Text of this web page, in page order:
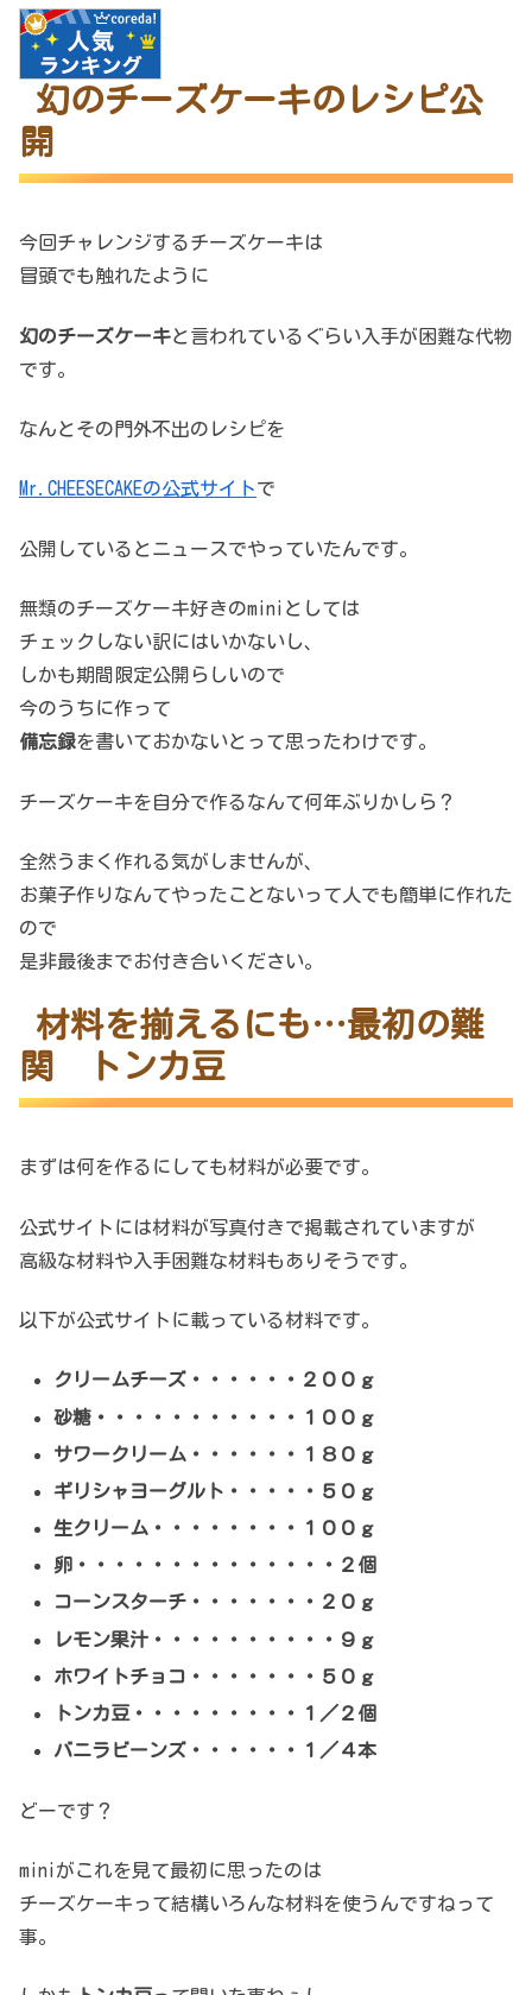
幻のチーズケーキのレシピ公
開
今回チャレンジするチーズケーキは
冒頭でも触れたように
幻のチーズケーキと言われているぐらい入手が困難な代物
です。
なんとその門外不出のレシピを
Mr.CHEESECAKEの公式サイトで
公開しているとニュースでやっていたんです。
無類のチーズケーキ好きのminiとしては
チェックしない訳にはいかないし、
しかも期間限定公開らしいので
今のうちに作って
備忘録を書いておかないとって思ったわけです。
チーズケーキを自分で作るなんて何年ぶりかしら？
全然うまく作れる気がしませんが、
お菓子作りなんてやったことないって人でも簡単に作れた
ので
是非最後までお付き合いください。
材料を揃えるにも…最初の難
関 トンカ豆
まずは何を作るにしても材料が必要です。
公式サイトには材料が写真付きで掲載されていますが
高級な材料や入手困難な材料もありそうです。
以下が公式サイトに載っている材料です。
クリームチーズ・・・・・・２００ｇ
砂糖・・・・・・・・・・・１００ｇ
サワークリーム・・・・・・１８０ｇ
ギリシャヨーグルト・・・・・５０ｇ
生クリーム・・・・・・・・１００ｇ
卵・・・・・・・・・・・・・・２個
コーンスターチ・・・・・・・２０ｇ
レモン果汁・・・・・・・・・・９ｇ
ホワイトチョコ・・・・・・・５０ｇ
トンカ豆・・・・・・・・・１／２個
バニラビーンズ・・・・・・１／４本
どーです？
miniがこれを見て最初に思ったのは
チーズケーキって結構いろんな材料を使うんですねって
事。